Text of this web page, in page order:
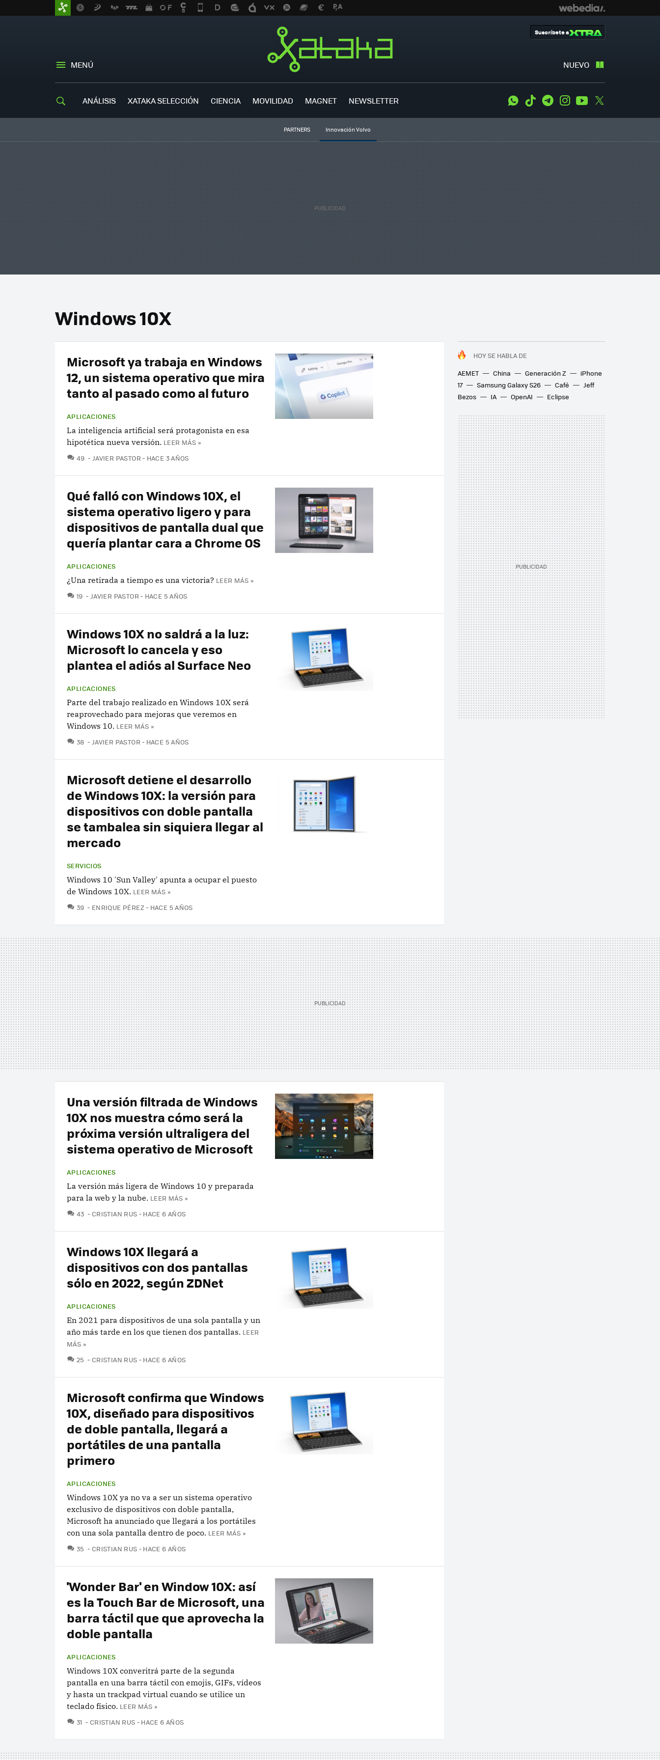
MENÚ NUEVO
Suscríbete a
ANÁLISIS XATAKA SELECCIÓN CIENCIA MOVILIDAD MAGNET NEWSLETTER WhatsApp
Tiktok TelegramInstagramYoutube
PARTNERS Innovación Volvo
Windows 10X
HOY SE HABLA DE
AEMET
China Generación Z
iPhone
17
Samsung Galaxy S26 Café
Jeff
Bezos
IA OpenAI Eclipse
Microsoft ya trabaja en Windows
12, un sistema operativo que mira
tanto al pasado como al futuro
APLICACIONES
La inteligencia artificial será protagonista en esa
hipotética nueva versión. LEER MÁS »
49 COMENTARIOS
JAVIER PASTOR HACE 3 AÑOS
Qué falló con Windows 10X, el
sistema operativo ligero y para
dispositivos de pantalla dual que
quería plantar cara a Chrome OS
APLICACIONES
¿Una retirada a tiempo es una victoria? LEER MÁS »
19 COMENTARIOS
JAVIER PASTOR HACE 5 AÑOS
Windows 10X no saldrá a la luz:
Microsoft lo cancela y eso
plantea el adiós al Surface Neo
APLICACIONES
Parte del trabajo realizado en Windows 10X será
reaprovechado para mejoras que veremos en
Windows 10. LEER MÁS »
38 COMENTARIOS
JAVIER PASTOR HACE 5 AÑOS
Microsoft detiene el desarrollo
de Windows 10X: la versión para
dispositivos con doble pantalla
se tambalea sin siquiera llegar al
mercado
SERVICIOS
Windows 10 'Sun Valley' apunta a ocupar el puesto
de Windows 10X. LEER MÁS »
39 COMENTARIOS
ENRIQUE PÉREZ HACE 5 AÑOS
Una versión filtrada de Windows
10X nos muestra cómo será la
próxima versión ultraligera del
sistema operativo de Microsoft
APLICACIONES
La versión más ligera de Windows 10 y preparada
para la web y la nube. LEER MÁS »
43 COMENTARIOS
CRISTIAN RUS HACE 6 AÑOS
Windows 10X llegará a
dispositivos con dos pantallas
sólo en 2022, según ZDNet
APLICACIONES
En 2021 para dispositivos de una sola pantalla y un
año más tarde en los que tienen dos pantallas. LEER
MÁS »
25 COMENTARIOS
CRISTIAN RUS HACE 6 AÑOS
Microsoft confirma que Windows
10X, diseñado para dispositivos
de doble pantalla, llegará a
portátiles de una pantalla
primero
APLICACIONES
Windows 10X ya no va a ser un sistema operativo
exclusivo de dispositivos con doble pantalla,
Microsoft ha anunciado que llegará a los portátiles
con una sola pantalla dentro de poco. LEER MÁS »
35 COMENTARIOS
CRISTIAN RUS HACE 6 AÑOS
'Wonder Bar' en Window 10X: así
es la Touch Bar de Microsoft, una
barra táctil que que aprovecha la
doble pantalla
APLICACIONES
Windows 10X converitrá parte de la segunda
pantalla en una barra táctil con emojis, GIFs, vídeos
y hasta un trackpad virtual cuando se utilice un
teclado físico. LEER MÁS »
31 COMENTARIOS
CRISTIAN RUS HACE 6 AÑOS